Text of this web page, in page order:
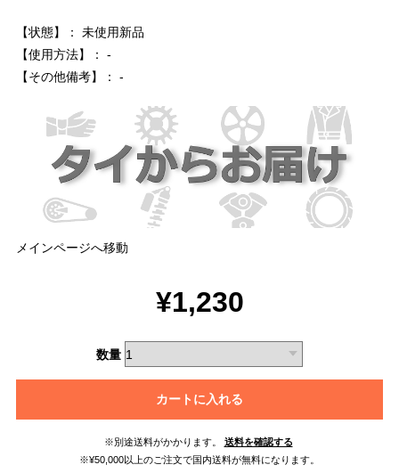
【状態】： 未使用新品
【使用方法】： -
【その他備考】： -
メインページへ移動
¥1,230
数量
カートに入れる
※別途送料がかかります。
送料を確認する
※¥50,000以上のご注文で国内送料が無料になります。